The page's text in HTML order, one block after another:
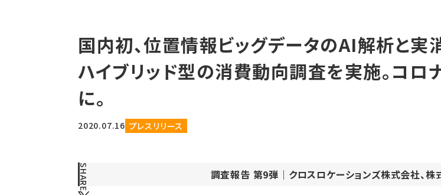
国内初、位置情報ビッグデータのAI解析と
ハイブリッド型の消費動向調査を実施。コ
に。
2020.07.16 プレスリリース
調査報告 第9弾｜クロスロケーションズ株式会社、株
SHARE